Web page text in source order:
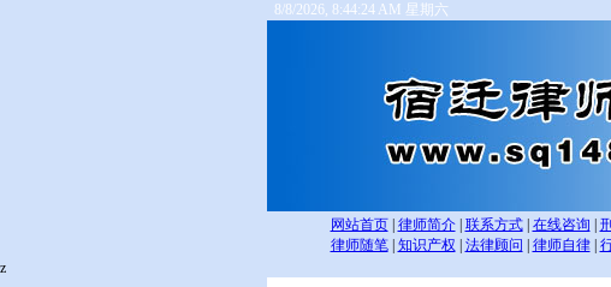
8/8/2026, 8:44:24 AM 星期六
网站首页 律师简介 联系方式| 在线咨询
律师随笔
知识产权 法律顾问 律师自律
z